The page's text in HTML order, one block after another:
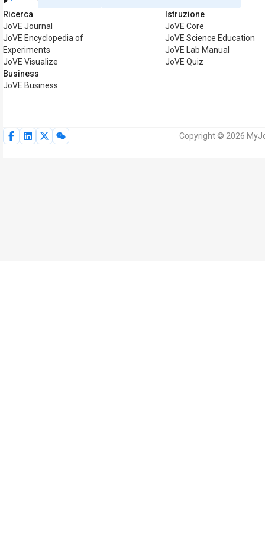
Ricerca
JoVE Journal
JoVE Encyclopedia of
Experiments
JoVE Visualize
Business
JoVE Business
Istruzione
JoVE Core
JoVE Science Education
JoVE Lab Manual
JoVE Quiz
Copyright © 2026